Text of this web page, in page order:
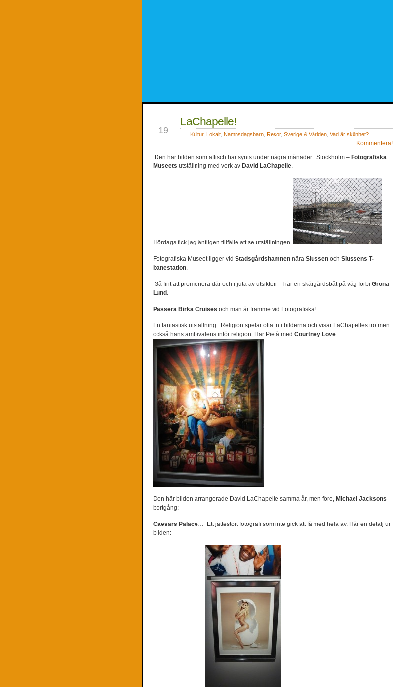
19
LaChapelle!
Kultur, Lokalt Namnsdagsbarn Resor, Sverige & Världen Vad är skönhet?
Kommentera!
Den här bilden som affisch har synts under några månader i Stockholm – Fotografiska
Museets utställning med verk av David LaChapelle.
I lördags fick jag äntligen tillfälle att se utställningen.
Fotografiska Museet ligger vid Stadsgårdshamnen nära Slussen och Slussens T-
banestation.
Så fint att promenera där och njuta av utsikten – här en skärgårdsbåt på väg förbi Gröna
Lund .
Passera Birka Cruises och man är framme vid Fotografiska!
En fantastisk utställning. Religion spelar ofta in i bilderna och visar LaChapelles tro men
också hans ambivalens inför religion. Här Pietà med Courtney Love:
Den här bilden arrangerade David LaChapelle samma år, men före, Michael Jacksons
bortgång:
Caesars Palace…
Ett jättestort fotografi som inte gick att få med hela av. Här en detalj ur
bilden: